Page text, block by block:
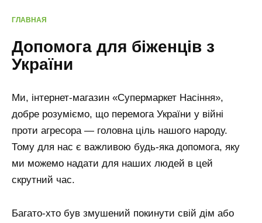
ГЛАВНАЯ
Допомога для біженців з
України
Ми, інтернет-магазин «Супермаркет Насіння»,
добре розуміємо, що перемога України у війні
проти агресора — головна ціль нашого народу.
Тому для нас є важливою будь-яка допомога, яку
ми можемо надати для наших людей в цей
скрутний час.
Багато-хто був змушений покинути свій дім або